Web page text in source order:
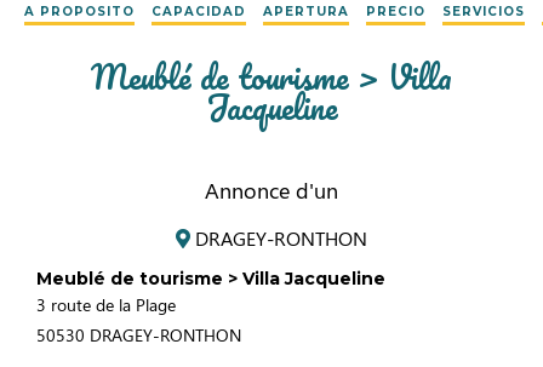
A PROPOSITO CAPACIDAD APERTURA PRECIO SERVICIOS
Meublé de tourisme > Villa
Jacqueline
Annonce d'un
DRAGEY-RONTHON
Meublé de tourisme > Villa Jacqueline
3 route de la Plage
50530 DRAGEY-RONTHON